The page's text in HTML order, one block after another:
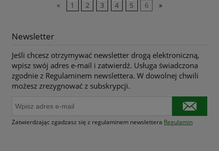
« 1 2 3 4 5 6 »
Newsletter
Jeśli chcesz otrzymywać newsletter drogą elektroniczną,
wpisz swój adres e-mail i zatwierdź. Usługa świadczona
zgodnie z Regulaminem newslettera. W dowolnej chwili
możesz zrezygnować z subskrypcji.
Zatwierdzając zgadzasz się z regulaminem newslettera Regulamin